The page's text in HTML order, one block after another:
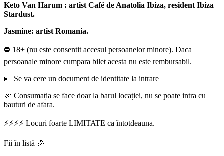
Keto Van Harum : artist Café de Anatolia Ibiza, resident Ibiza
Stardust.
Jasmine: artist Romania.
⛔️ 18+ (nu este consentit accesul persoanelor minore). Daca
persoanale minore cumpara bilet acesta nu este rembursabil.
🪪 Se va cere un document de identitate la intrare
🎉 Consumația se face doar la barul locației, nu se poate intra cu
bauturi de afara.
⚡️⚡️⚡️⚡️ Locuri foarte LIMITATE ca întotdeauna.
Fii în listă 🎉